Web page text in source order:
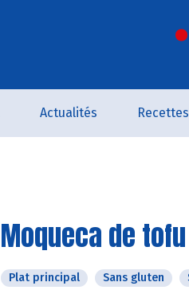
Actualités Recettes
Moqueca de tofu
Plat principal Sans gluten